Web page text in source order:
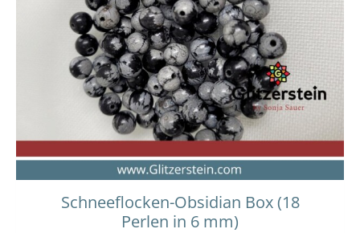
Schneeflocken-Obsidian Box (18
Perlen in 6 mm)